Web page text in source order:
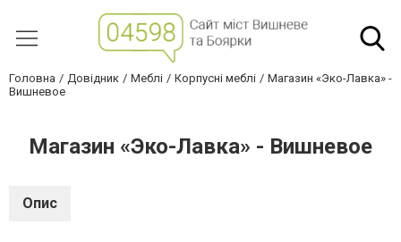
Головна Довідник Меблі Корпусні меблі
Магазин «Эко-Лавка» -
Вишневое
Магазин «Эко-Лавка» - Вишневое
Опис